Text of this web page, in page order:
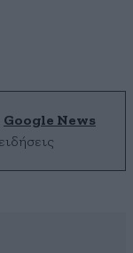
Google News